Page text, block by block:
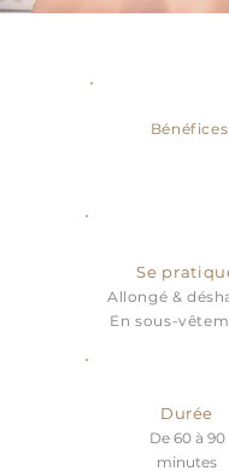
Bénéfices
Se
Allongé &
En sous-
Durée
De 60 à 90
minutes